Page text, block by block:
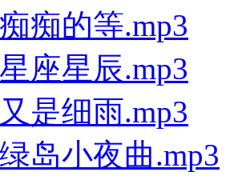
痴的等.mp3
座星辰.mp3
是细雨.mp3
岛小夜曲.mp3